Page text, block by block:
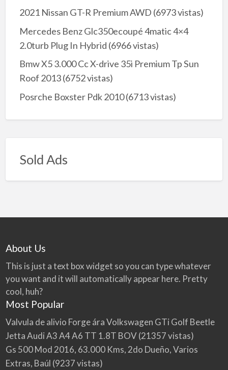
2021 Nissan GT-R Premium AWD (6973 vistas)
Mercedes Benz Glc350ecoupé 4matic 4×4
2.0turb Plug In Hybrid (6966 vistas)
Bmw X5 3.000 Cc X-drive 35i Premium Tp Sun
Roof 2013(6752 vistas)
Posrche Boxster Pdk 2010(6713 vistas)
Sold Ads
About Us
This is just a text box widget so you can type whatever
you want and it will automatically appear here. Pretty
cool, huh?
Most Popular
Valvula de alivio Forge ára Volkswagen GTi Golf Beetle
Jetta Audi A3 A4 A6 TT 1.8T BOV(21357 vistas)
Gs 500 Mod 2016, 63.000 Kms, 2do Dueño, Varios
Extras, Baúl (9237 vistas)